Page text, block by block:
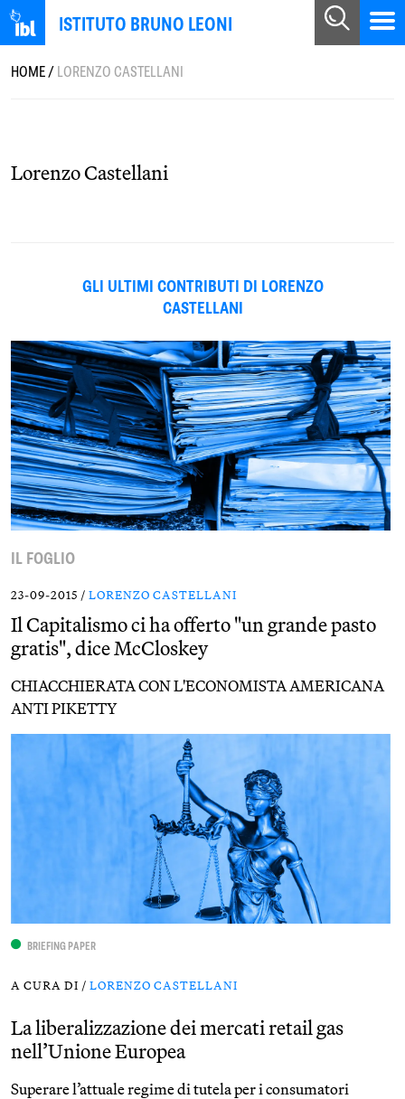
ISTITUTO BRUNO LEONI
HOME/LORENZO CASTELLANI
Lorenzo Castellani
GLI ULTIMI CONTRIBUTI DI LORENZO
CASTELLANI
IL FOGLIO
23-09-2015 / LORENZO CASTELLANI
Il Capitalismo ci ha offerto "un grande pasto
gratis", dice McCloskey
CHIACCHIERATA CON L'ECONOMISTA AMERICANA
ANTI PIKETTY
BRIEFING PAPER
A CURA DI / LORENZO CASTELLANI
La liberalizzazione dei mercati retail gas
nell’Unione Europea
Superare l’attuale regime di tutela per i consumatori